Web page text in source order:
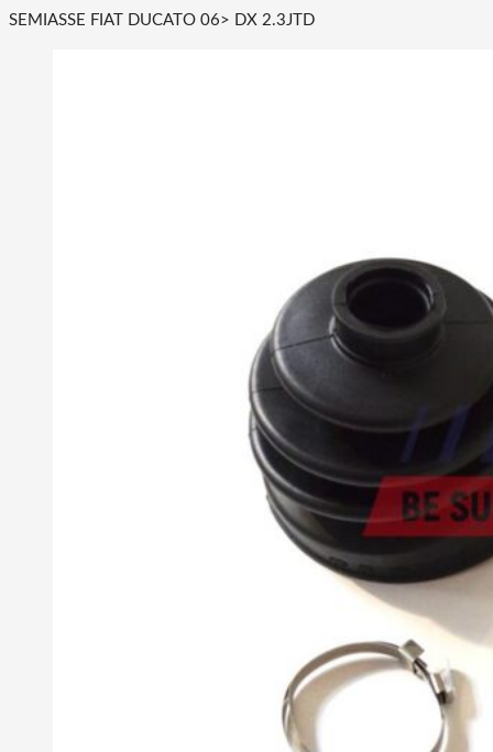
SEMIASSE FIAT DUCATO 06> DX 2.3JTD